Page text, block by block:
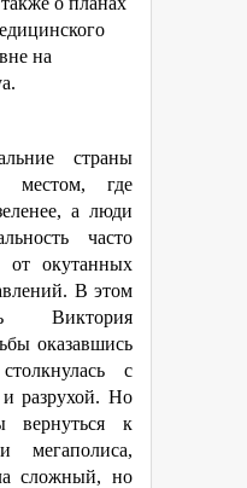
на
страны
местом, где
а люди
часто
от окутанных
В этом
Виктория
оказавшись
с
разрухой. Но
вернуться к
мегаполиса,
сложный, но